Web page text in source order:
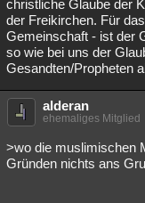
christliche Glaube der
der Freikirchen. Für
Gemeinschaft - ist der
so wie bei uns der
Gesandten/Propheten
alderan
ehemaliges Mitglied
>wo die muslimischen
Gründen nichts ans